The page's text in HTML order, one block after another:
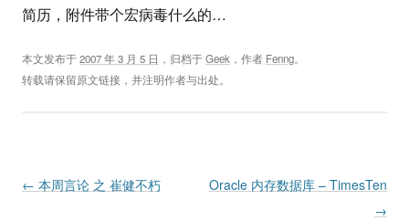
简历，附件带个宏病毒什么的…
本文发布于2007 年 3 月 5 日 ，归档于Geek ，作者 Fenng。
转载请保留原文链接，并注明作者与出处。
Post navigation
← 本周言论 之 崔健不朽
Oracle 内存数据库 – TimesTen
→